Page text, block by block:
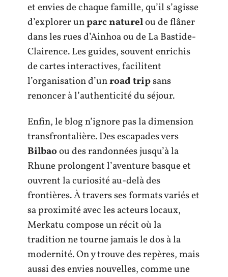
et envies de chaque famille, qu’il s’agisse
d’explorer unparc naturelou de flâner
dans les rues d’Ainhoa ou de La Bastide-
Clairence. Les guides, souvent enrichis
de cartes interactives, facilitent
l’organisation d’unroad tripsans
renoncer à l’authenticité du séjour.
Enfin, le blog n’ignore pas la dimension
transfrontalière. Des escapades vers
Bilbaoou des randonnées jusqu’à la
Rhune prolongent l’aventure basque et
ouvrent la curiosité au-delà des
frontières. À travers ses formats variés et
sa proximité avec les acteurs locaux,
Merkatu compose un récit où la
tradition ne tourne jamais le dos à la
modernité. On y trouve des repères, mais
aussi des envies nouvelles, comme une